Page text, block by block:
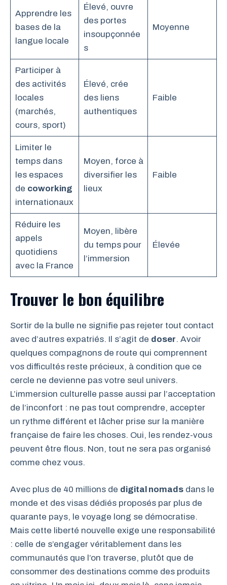
Apprendre les
bases de la
langue locale
Élevé, ouvre
des portes
insoupçonnée
s
Moyenne
Participer à
des activités
locales
(marchés,
cours, sport)
Élevé, crée
des liens
authentiques
Faible
Limiter le
temps dans
les espaces
de coworking
internationaux
Moyen, force à
diversifier les
lieux
Faible
Réduire les
appels
quotidiens
avec la France
Moyen, libère
du temps pour
l’immersion
Élevée
Trouver le bon équilibre
Sortir de la bulle ne signifie pas rejeter tout contact
avec d’autres expatriés. Il s’agit de doser. Avoir
quelques compagnons de route qui comprennent
vos difficultés reste précieux, à condition que ce
cercle ne devienne pas votre seul univers.
L’immersion culturelle passe aussi par l’acceptation
de l’inconfort : ne pas tout comprendre, accepter
un rythme différent et lâcher prise sur la manière
française de faire les choses. Oui, les rendez-vous
peuvent être flous. Non, tout ne sera pas organisé
comme chez vous.
Avec plus de 40 millions de digital nomads dans le
monde et des visas dédiés proposés par plus de
quarante pays, le voyage long se démocratise.
Mais cette liberté nouvelle exige une responsabilité
: celle de s’engager véritablement dans les
communautés que l’on traverse, plutôt que de
consommer des destinations comme des produits